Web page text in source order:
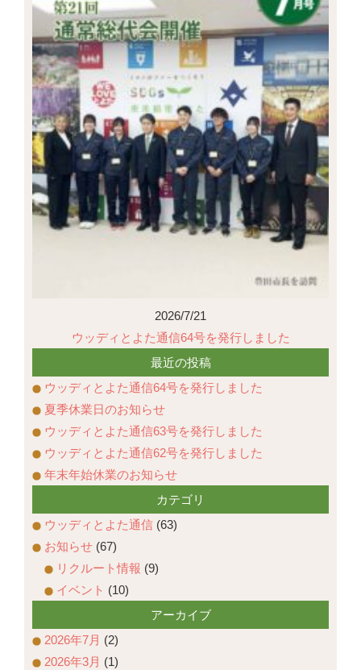
2026/7/21
ウッディとよた通信64号を発行しました
最近の投稿
ウッディとよた通信64号を発行しました
夏季休業日のお知らせ
ウッディとよた通信63号を発行しました
ウッディとよた通信62号を発行しました
年末年始休業のお知らせ
カテゴリ
ウッディとよた通信 (63)
お知らせ (67)
リクルート情報 (9)
イベント (10)
アーカイブ
2026年7月 (2)
2026年3月 (1)